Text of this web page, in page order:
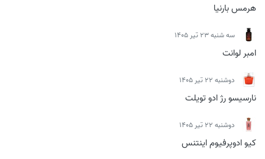
هرمس بارنیا
سه شنبه 23 تیر 1405
امبر لوانت
دوشنبه 22 تیر 1405
نارسیسو رژ ادو تویلت
دوشنبه 22 تیر 1405
کیو ادوپرفیوم اینتنس